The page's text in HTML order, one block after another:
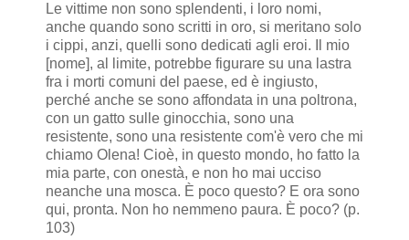
Le vittime non sono splendenti, i loro nomi,
anche quando sono scritti in oro, si meritano solo
i cippi, anzi, quelli sono dedicati agli eroi. Il mio
[nome], al limite, potrebbe figurare su una lastra
fra i morti comuni del paese, ed è ingiusto,
perché anche se sono affondata in una poltrona,
con un gatto sulle ginocchia, sono una
resistente, sono una resistente com'è vero che mi
chiamo Olena! Cioè, in questo mondo, ho fatto la
mia parte, con onestà, e non ho mai ucciso
neanche una mosca. È poco questo? E ora sono
qui, pronta. Non ho nemmeno paura. È poco? (p.
103)